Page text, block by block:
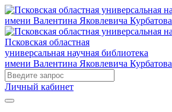
Псковская областная
универсальная научная библиотека
имени Валентина Яковлевича Курбатова
Личный кабинет